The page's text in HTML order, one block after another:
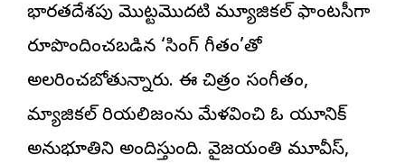
భారతదేశపు మొట్టమొదటి మ్యూజికల్ ఫాంటసీగా
రూపొందించబడిన ‘సింగ్ గీతం’తో
అలరించబోతున్నారు. ఈ చిత్రం సంగీతం,
మ్యాజికల్ రియలిజంను మేళవించి ఓ యూనిక్
అనుభూతిని అందిస్తుంది. వైజయంతి మూవీస్,